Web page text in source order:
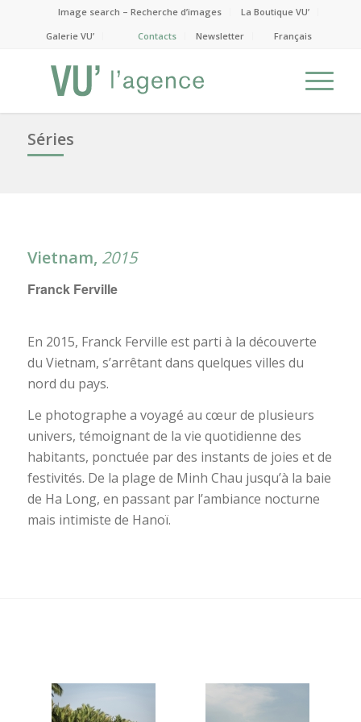
Image search – Recherche d’images
La Boutique VU’
Galerie VU’
Contacts Newsletter Français
Séries
Vietnam, 2015
Franck Ferville
En 2015, Franck Ferville est parti à la découverte
du Vietnam, s’arrêtant dans quelques villes du
nord du pays.
Le photographe a voyagé au cœur de plusieurs
univers, témoignant de la vie quotidienne des
habitants, ponctuée par des instants de joies et de
festivités. De la plage de Minh Chau jusqu’à la baie
de Ha Long, en passant par l’ambiance nocturne
mais intimiste de Hanoï.